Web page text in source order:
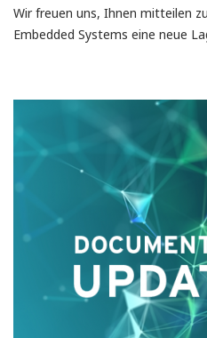
Wir freuen uns, Ihnen mitteilen
Embedded Systems eine neue